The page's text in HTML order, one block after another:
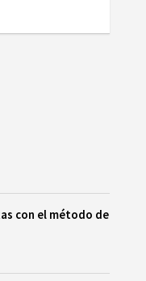
con el método de